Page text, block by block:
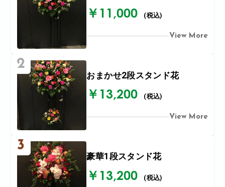
￥11,000 (税込)
View More
2
おまかせ2段スタンド花
￥13,200 (税込)
View More
3
豪華1段スタンド花
￥13,200 (税込)